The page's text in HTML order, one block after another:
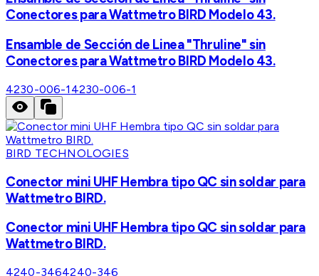
Conectores para Wattmetro BIRD Modelo 43.
Ensamble de Sección de Linea "Thruline" sin
Conectores para Wattmetro BIRD Modelo 43.
4230-006-1 4230-006-1
BIRD TECHNOLOGIES
Conector mini UHF Hembra tipo QC sin soldar para
Wattmetro BIRD.
Conector mini UHF Hembra tipo QC sin soldar para
Wattmetro BIRD.
4240-3464240-346